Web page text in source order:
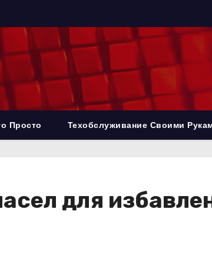
Просто Техобслуживание Своими
для